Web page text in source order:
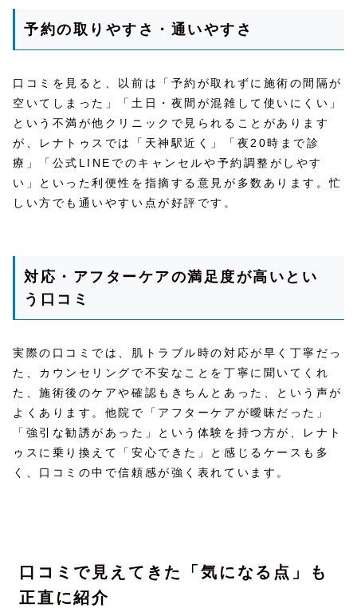
予約の取りやすさ・通いやすさ
口コミを見ると、以前は「予約が取れずに施術の間隔が
空いてしまった」「土日・夜間が混雑して使いにくい」
という不満が他クリニックで見られることがあります
が、レナトゥスでは「天神駅近く」「夜20時まで診
療」「公式LINEでのキャンセルや予約調整がしやす
い」といった利便性を指摘する意見が多数あります。忙
しい方でも通いやすい点が好評です。
対応・アフターケアの満足度が高いとい
う口コミ
実際の口コミでは、肌トラブル時の対応が早く丁寧だっ
た、カウンセリングで不安なことを丁寧に聞いてくれ
た、施術後のケアや確認もきちんとあった、という声が
よくあります。他院で「アフターケアが曖昧だった」
「強引な勧誘があった」という体験を持つ方が、レナト
ゥスに乗り換えて「安心できた」と感じるケースも多
く、口コミの中で信頼感が強く表れています。
口コミで見えてきた「気になる点」も
正直に紹介